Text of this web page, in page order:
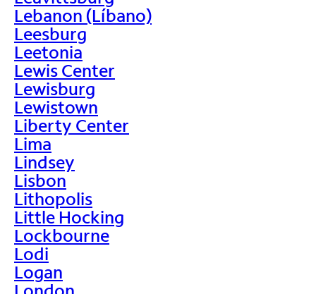
Lebanon (Líbano)
Leesburg
Leetonia
Lewis Center
Lewisburg
Lewistown
Liberty Center
Lima
Lindsey
Lisbon
Lithopolis
Little Hocking
Lockbourne
Lodi
Logan